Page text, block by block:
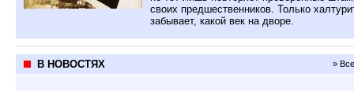
своих предшественников. Только
забывает, какой век на дворе.
В НОВОСТЯХ »